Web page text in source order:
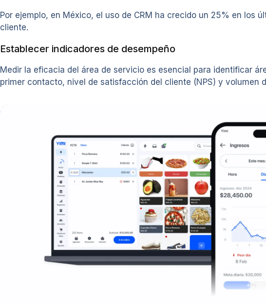
Por ejemplo, en México, el uso de CRM ha crecido un 25% en los
cliente.
Establecer indicadores de desempeño
Medir la eficacia del área de servicio es esencial para identificar
primer contacto, nivel de satisfacción del cliente (NPS) y volumen